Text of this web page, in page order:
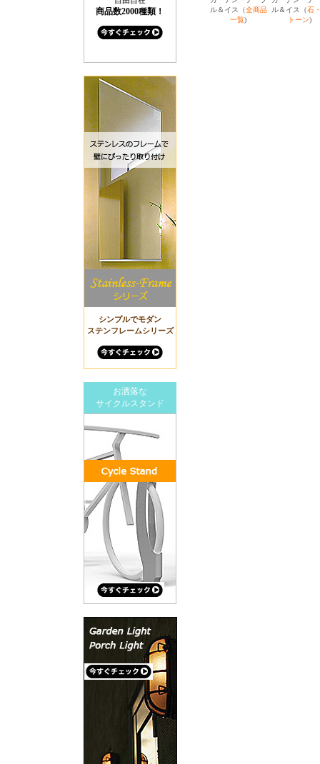
商品数2000種類！
シンプルでモダン
ステンフレームシリーズ
お洒落な
サイクルスタンド
ル＆イス（全商品
一覧)
ル＆イス（石
トーン)